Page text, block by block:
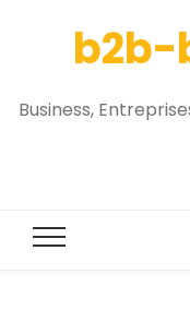
b2b-
Business,